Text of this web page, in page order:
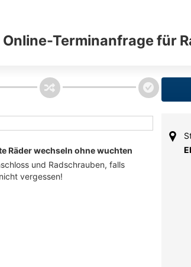
Online-Terminanfrage für
Räder wechseln ohne wuchten
und Radschrauben, falls
vergessen!